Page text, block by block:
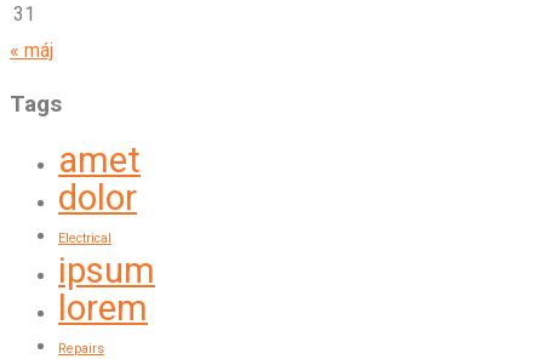
31
« máj
Tags
amet
dolor
Electrical
ipsum
lorem
Repairs